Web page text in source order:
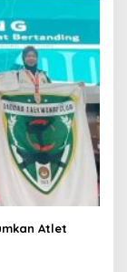
Atlet